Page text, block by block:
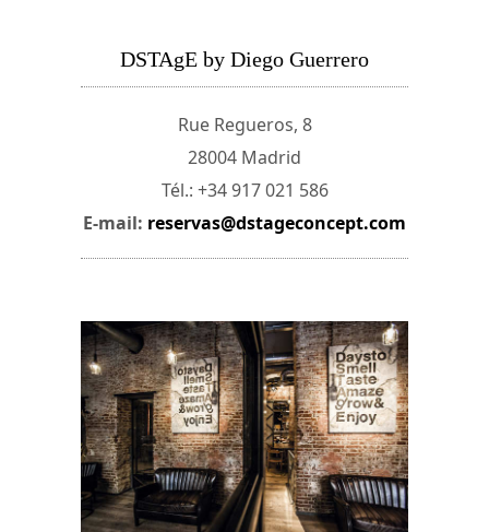
DSTAgE by Diego Guerrero
Rue Regueros, 8
28004 Madrid
Tél.: +34 917 021 586
E-mail: reservas@dstageconcept.com